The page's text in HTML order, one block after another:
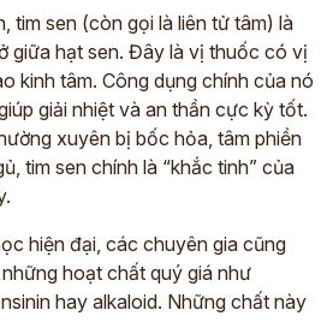
tim sen (còn gọi là liên tử tâm) là
giữa hạt sen. Đây là vị thuốc có vị
kinh tâm. Công dụng chính của nó
giải nhiệt và an thần cực kỳ tốt.
xuyên bị bốc hỏa, tâm phiền
tim sen chính là “khắc tinh” của
hiện đại, các chuyên gia cũng
hoạt chất quý giá như
hay alkaloid. Những chất này